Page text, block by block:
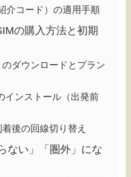
介コード）の適用手順
の購入方法と初期
ダウンロードとプラン
インストール（出発前
後の回線切り替え
ない」「圏外」にな